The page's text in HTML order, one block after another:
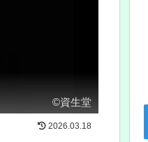
©資生堂
2026.03.18